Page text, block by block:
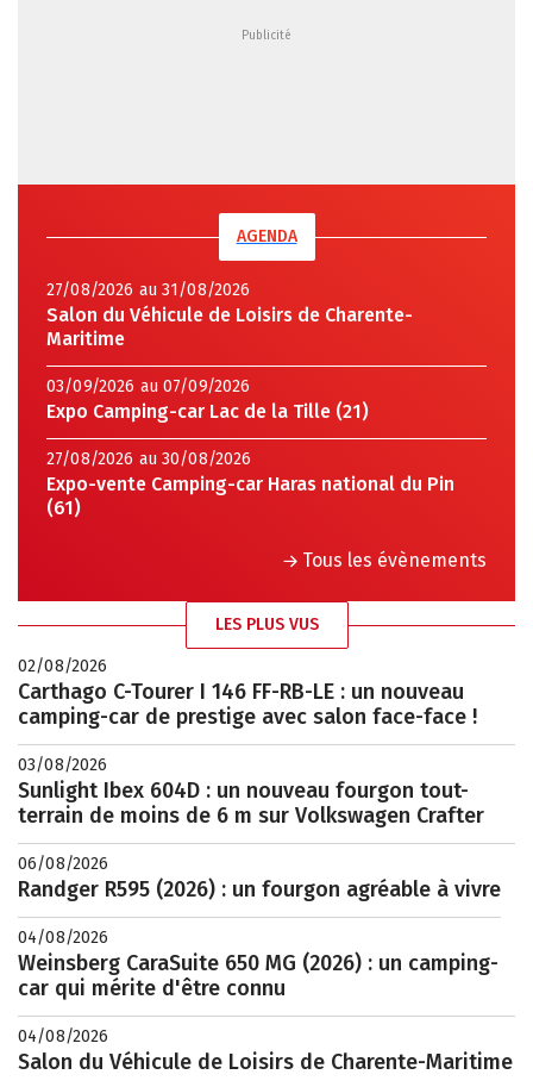
AGENDA
27/08/2026 au 31/08/2026
Salon du Véhicule de Loisirs de Charente-
Maritime
03/09/2026 au 07/09/2026
Expo Camping-car Lac de la Tille (21)
27/08/2026 au 30/08/2026
Expo-vente Camping-car Haras national du Pin
(61)
Tous les évènements
LES PLUS VUS
02/08/2026
Carthago C-Tourer I 146 FF-RB-LE : un nouveau
camping-car de prestige avec salon face-face !
03/08/2026
Sunlight Ibex 604D : un nouveau fourgon tout-
terrain de moins de 6 m sur Volkswagen Crafter
06/08/2026
Randger R595 (2026) : un fourgon agréable à vivre
04/08/2026
Weinsberg CaraSuite 650 MG (2026) : un camping-
car qui mérite d'être connu
04/08/2026
Salon du Véhicule de Loisirs de Charente-Maritime